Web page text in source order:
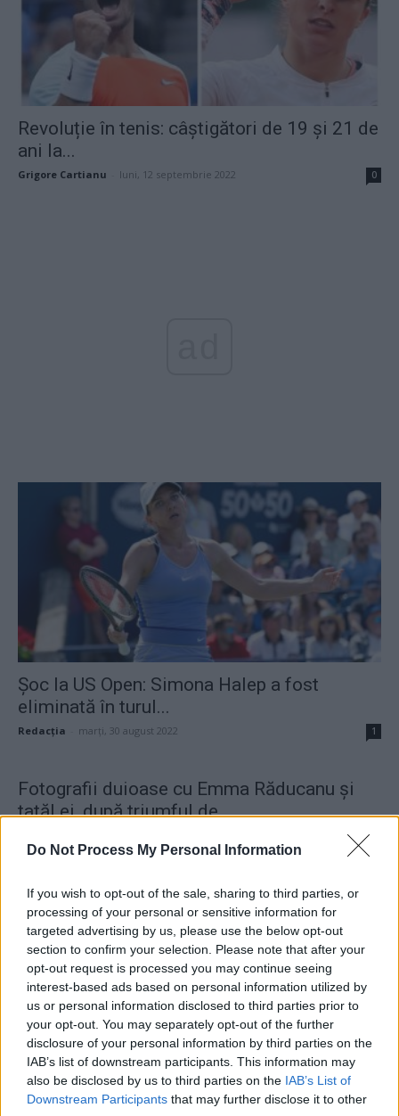
Do Not Process My Personal Information
If you wish to opt-out of the sale, sharing to third parties, or
processing of your personal or sensitive information for
targeted advertising by us, please use the below opt-out
section to confirm your selection. Please note that after your
opt-out request is processed you may continue seeing
interest-based ads based on personal information utilized by
us or personal information disclosed to third parties prior to
your opt-out. You may separately opt-out of the further
disclosure of your personal information by third parties on the
IAB’s list of downstream participants. This information may
also be disclosed by us to third parties on the IAB’s List of
Downstream Participants that may further disclose it to other
Revoluție în tenis: câștigători de 19 și 21 de
ani la...
Grigore Cartianu luni, 12 septembrie 2022 0
Șoc la US Open: Simona Halep a fost
eliminată în turul...
Redacţia marți, 30 august 2022 1
Fotografii duioase cu Emma Răducanu și
tatăl ei, după triumful de...
Emma londoneza, fata lui Ian (fost Ion) și a
chinzoaicei din...
Grigore Cartianu - duminică, 12 septembrie 2021
VIDEO. Emma Răducanu și-a desăvârșit
legenda: campioană la US Open la...
Grigore Cartianu - duminică, 12 septembrie 2021 15
Adolescenta româno-chino-canadiano-